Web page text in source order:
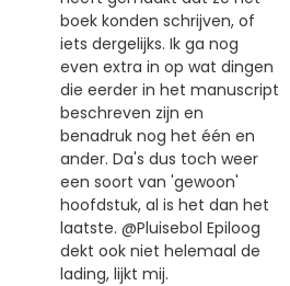
boek konden schrijven, of
iets dergelijks. Ik ga nog
even extra in op wat dingen
die eerder in het manuscript
beschreven zijn en
benadruk nog het één en
ander. Da's dus toch weer
een soort van 'gewoon'
hoofdstuk, al is het dan het
laatste. @Pluisebol Epiloog
dekt ook niet helemaal de
lading, lijkt mij.